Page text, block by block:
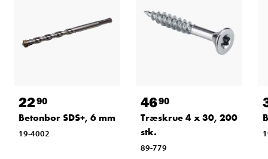
2290
Betonbor SDS+, 6 mm
19-4002
4690
Træskrue 4 x 30, 200
stk.
89-779